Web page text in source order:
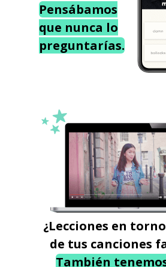
Pensábamos
que nunca lo
preguntarías.
¿Lecciones en
de tus canciones
También